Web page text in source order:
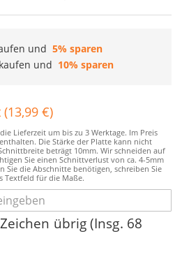
und 5% sparen
kaufen und 10% sparen
€)
Lieferzeit um bis zu 3 Werktage. Im Preis
Die Stärke der Platte kann nicht
beträgt 10mm. Wir schneiden auf
Sie einen Schnittverlust von ca. 4-5mm
Sie die Abschnitte benötigen, schreiben Sie
Textfeld für die Maße.
übrig (Insg. 68